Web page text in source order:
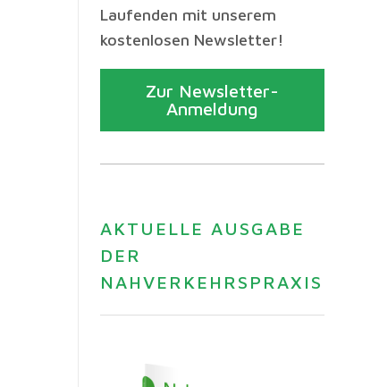
Laufenden mit unserem
kostenlosen Newsletter!
Zur Newsletter-
Anmeldung
AKTUELLE AUSGABE
DER
NAHVERKEHRSPRAXIS